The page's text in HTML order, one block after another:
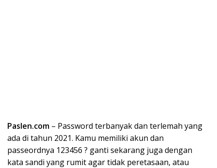
Paslen.com – Password terbanyak dan terlemah yang
ada di tahun 2021. Kamu memiliki akun dan
passeordnya 123456 ? ganti sekarang juga dengan
kata sandi yang rumit agar tidak peretasaan, atau